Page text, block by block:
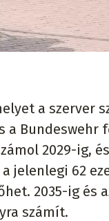
a szerver
a Bundeswehr
2029-ig,
jelenlegi 62
2035-ig és
számít.